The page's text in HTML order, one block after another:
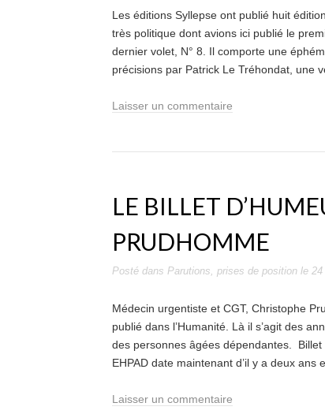
Les éditions Syllepse ont publié huit
très politique dont avions ici publié le
dernier volet, N° 8. Il comporte une
précisions par Patrick Le Tréhondat, une
Laisser un commentaire
LE BILLET
PRUDHOMME
Posté dans Parutions, prises de position le 24
Médecin urgentiste et CGT, Christophe
publié dans l’Humanité. Là il s’agit des
des personnes âgées dépendantes.
EHPAD date maintenant d’il y a deux
Laisser un commentaire